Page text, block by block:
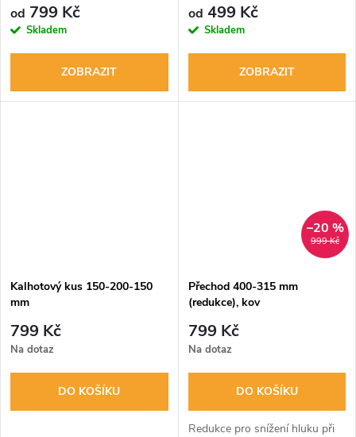
od 799 Kč
Skladem
ZOBRAZIT
od 499 Kč
Skladem
ZOBRAZIT
Kalhotový kus 150-200-150
mm
799 Kč
Na dotaz
DO KOŠÍKU
999 Kč
–20 %
Přechod 400-315 mm
(redukce), kov
799 Kč
Na dotaz
DO KOŠÍKU
Redukce pro snížení hluku při